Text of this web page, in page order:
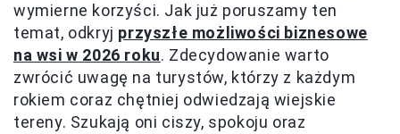
wymierne korzyści. Jak już poruszamy ten
temat, odkryj przyszłe możliwości biznesowe
na wsi w 2026 roku. Zdecydowanie warto
zwrócić uwagę na turystów, którzy z każdym
rokiem coraz chętniej odwiedzają wiejskie
tereny. Szukają oni ciszy, spokoju oraz